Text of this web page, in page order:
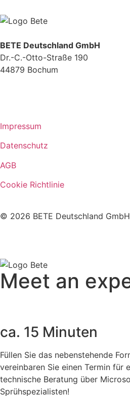
BETE Deutschland GmbH
Dr.-C.-Otto-Straße 190
44879 Bochum
Impressum
Datenschutz
AGB
Cookie Richtlinie
© 2026 BETE Deutschland GmbH
Meet an
ca. 15 Minuten
Füllen Sie das nebenstehende
vereinbaren Sie einen Termin für
technische Beratung über
Sprühspezialisten!